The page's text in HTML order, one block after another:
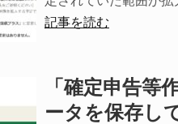
記事を読む
「確定申告等
ータを保存し